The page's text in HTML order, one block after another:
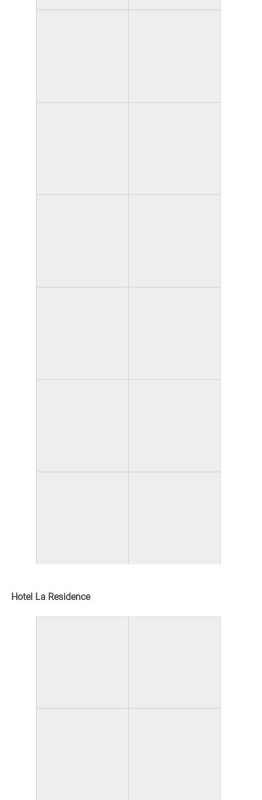
Hotel La Residence